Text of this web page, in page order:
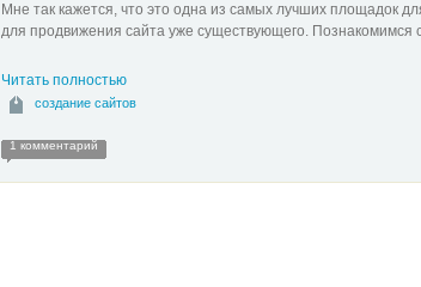
Мне так кажется, что это одна из самых лучших площадок
для продвижения сайта уже существующего. Познакомимся
Читать полностью
создание сайтов
1 комментарий